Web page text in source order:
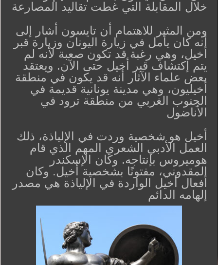
خلال المقابلة التي غطت تقاليد المصارعة
ومن المثير للاهتمام أن تايسون أشار إلى
أنه كان يأمل في زيارة اليونان وزيارة قبر
أخيل، وهي رغبة قد تكون صعبة لأنه لم
يتم إكتشاف قبر أخيل حتى الآن. ويعتقد
بعض علماء الآثار أنه قد يكون في منطقة
أخيليون، وهي مدينة يونانية قديمة في
الجنوب الغربي من منطقة ترود في
الأناضول
أخيل هو شخصية وردت في الإلياذة، ذلك
العمل الأدبي الشعري المهم الذي قام
هوميروس بإنتاجه. وكان الإسكندر
المقدوني، مفتونًا بشخصية أخيل. وكان
أفعال أخيل الواردة في الإلياذة هي مصدر
إلهامه الدائم